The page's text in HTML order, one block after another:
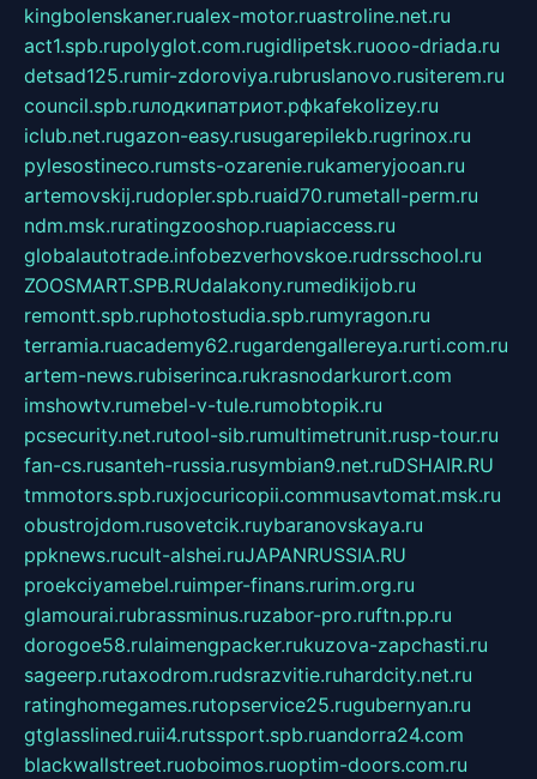
kingbolenskaner.rualex-motor.ruastroline.net.ru
act1.spb.rupolyglot.com.rugidlipetsk.ruooo-driada.ru
detsad125.rumir-zdoroviya.rubruslanovo.rusiterem.ru
council.spb.ruлодкипатриот.рфkafekolizey.ru
iclub.net.rugazon-easy.rusugarepilekb.rugrinox.ru
pylesostineco.rumsts-ozarenie.rukameryjooan.ru
artemovskij.rudopler.spb.ruaid70.rumetall-perm.ru
ndm.msk.ruratingzooshop.ruapiaccess.ru
globalautotrade.infobezverhovskoe.rudrsschool.ru
ZOOSMART.SPB.RUdalakony.rumedikijob.ru
remontt.spb.ruphotostudia.spb.rumyragon.ru
terramia.ruacademy62.rugardengallereya.rurti.com.ru
artem-news.rubiserinca.rukrasnodarkurort.com
imshowtv.rumebel-v-tule.rumobtopik.ru
pcsecurity.net.rutool-sib.rumultimetrunit.rusp-tour.ru
fan-cs.rusanteh-russia.rusymbian9.net.ruDSHAIR.RU
tmmotors.spb.ruxjocuricopii.commusavtomat.msk.ru
obustrojdom.rusovetcik.ruybaranovskaya.ru
ppknews.rucult-alshei.ruJAPANRUSSIA.RU
proekciyamebel.ruimper-finans.rurim.org.ru
glamourai.rubrassminus.ruzabor-pro.ruftn.pp.ru
dorogoe58.rulaimengpacker.rukuzova-zapchasti.ru
sageerp.rutaxodrom.rudsrazvitie.ruhardcity.net.ru
ratinghomegames.rutopservice25.rugubernyan.ru
gtglasslined.ruii4.rutssport.spb.ruandorra24.com
blackwallstreet.ruoboimos.ruoptim-doors.com.ru